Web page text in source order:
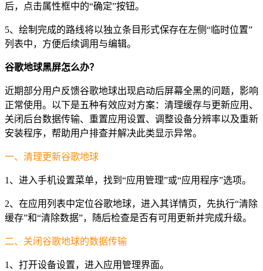
后，点击属性框中的“确定”按钮。
5、绘制完成的路线将以独立条目形式保存在左侧“临时位置”
列表中，方便后续调用与编辑。
谷歌地球黑屏怎么办？
近期部分用户反馈谷歌地球出现启动后屏幕全黑的问题，影响
正常使用。以下是五种有效应对方案：清理缓存与更新应用、
关闭后台数据传输、重置应用设置、调整设备分辨率以及重新
安装程序，帮助用户排查并解决此类显示异常。
一、清理更新谷歌地球
1、进入手机设置菜单，找到“应用管理”或“应用程序”选项。
2、在应用列表中定位谷歌地球，进入其详情页，先执行“清除
缓存”和“清除数据”，随后检查是否有可用更新并完成升级。
二、关闭谷歌地球的数据传输
1、打开设备设置，进入应用管理界面。